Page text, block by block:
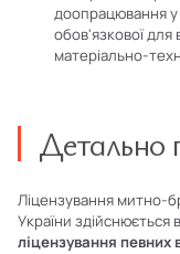
доопрацювання у
обов'язкової для
матеріально-
Детально
Ліцензування митно-
України здійснюється
ліцензування певних